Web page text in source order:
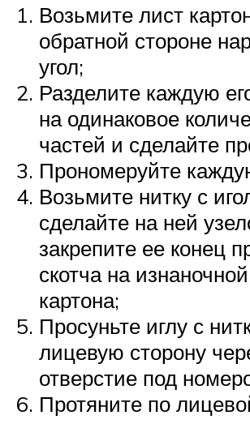
Возьмите лист
обратной стороне
угол;
Разделите каждую
на одинаковое
частей и сделайте
Прономеруйте
Возьмите нитку с
сделайте на ней
закрепите ее конец
скотча на
картона;
Просуньте иглу с
лицевую сторону
отверстие под
Протяните по